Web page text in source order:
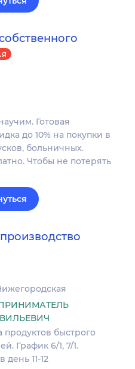
Готовая
до 10% на покупки в
больничных.
Чтобы не потерять
быстрого
График 6/1, 7/1.
11-12